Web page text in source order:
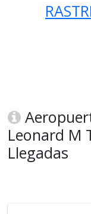
Leonard M
Llegadas